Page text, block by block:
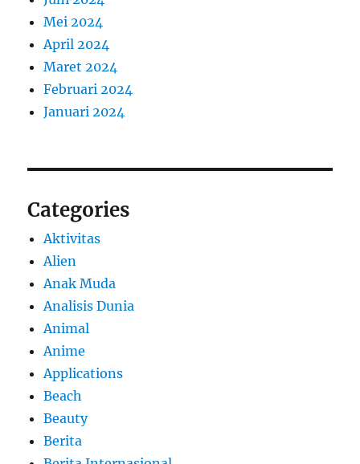
Mei 2024
April 2024
Maret 2024
Februari 2024
Januari 2024
Categories
Aktivitas
Alien
Anak Muda
Analisis Dunia
Animal
Anime
Applications
Beach
Beauty
Berita